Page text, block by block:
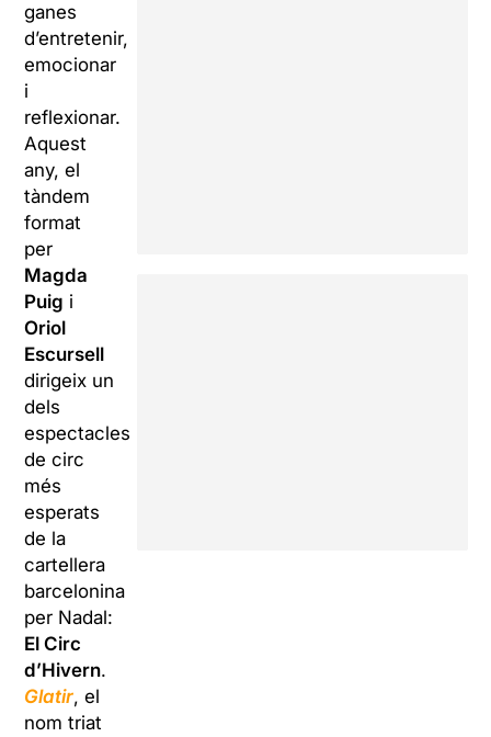
ganes
d’entretenir,
emocionar
i
reflexionar.
Aquest
any, el
tàndem
format
per
Magda
Puig i
Oriol
Escursell
dirigeix un
dels
espectacles
de circ
més
esperats
de la
cartellera
barcelonina
per Nadal:
El Circ
d’Hivern.
Glatir, el
nom triat